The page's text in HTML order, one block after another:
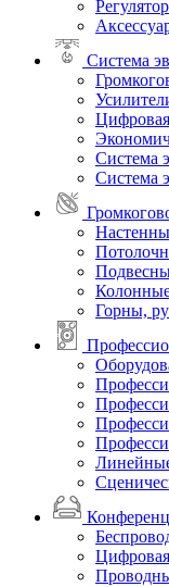
Система
Система
Система
Горны,